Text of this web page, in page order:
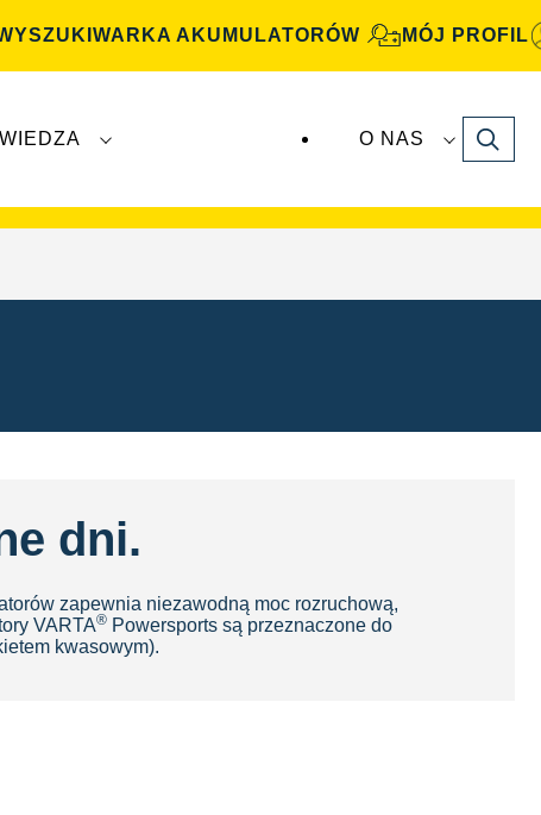
AKUMULATORÓW MÓJ PROFIL
WIEDZA O NAS Search
dni.
zapewnia niezawodną moc rozruchową,
VARTA® Powersports są przeznaczone do
kwasowym).